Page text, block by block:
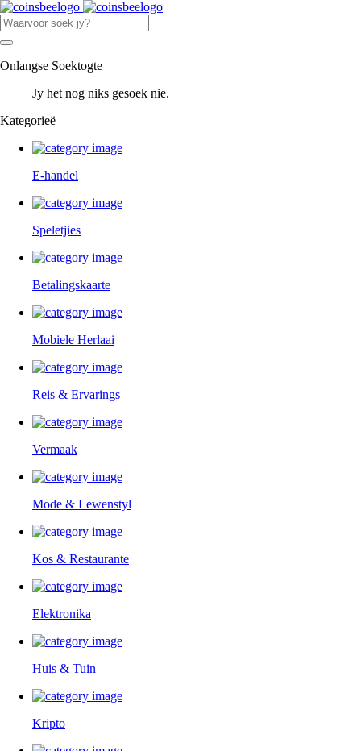
Onlangse Soektogte
Jy het nog niks gesoek nie.
Kategorieë
E-handel
Speletjies
Betalingskaarte
Mobiele Herlaai
Reis & Ervarings
Vermaak
Mode & Lewenstyl
Kos & Restaurante
Elektronika
Huis & Tuin
Kripto